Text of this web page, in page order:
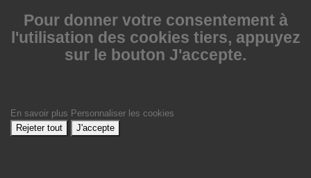
Pour donner votre consentement à
l'utilisation des cookies tiers, appuyez
sur le bouton J'accepte.
En savoir plus Personnaliser les cookies
Rejeter tout
J'accepte